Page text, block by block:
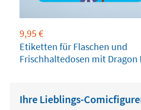
9,95 €
Etiketten für Flaschen und
Frischhaltedosen mit Dragon
Ihre Lieblings-